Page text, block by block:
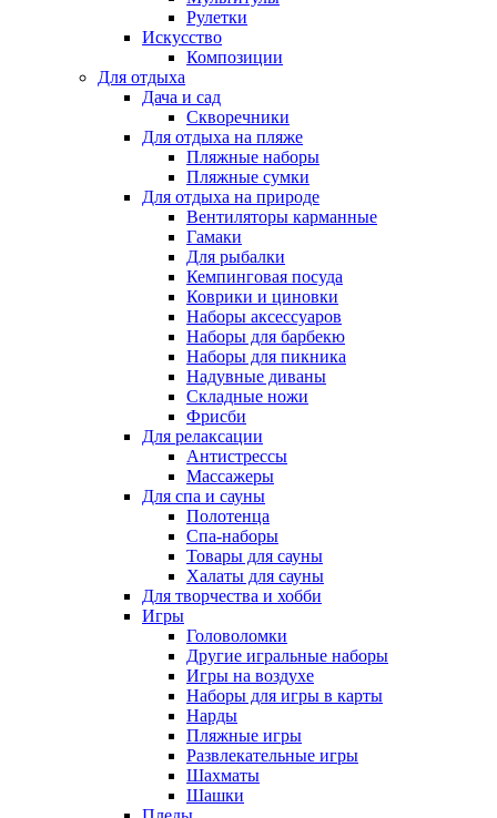
Рулетки
Искусство
Композиции
Для отдыха
Дача и сад
Скворечники
Для отдыха на пляже
Пляжные наборы
Пляжные сумки
Для отдыха на природе
Вентиляторы карманные
Гамаки
Для рыбалки
Кемпинговая посуда
Коврики и циновки
Наборы аксессуаров
Наборы для барбекю
Наборы для пикника
Надувные диваны
Складные ножи
Фрисби
Для релаксации
Антистрессы
Массажеры
Для спа и сауны
Полотенца
Спа-наборы
Товары для сауны
Халаты для сауны
Для творчества и хобби
Игры
Головоломки
Другие игральные наборы
Игры на воздухе
Наборы для игры в карты
Нарды
Пляжные игры
Развлекательные игры
Шахматы
Шашки